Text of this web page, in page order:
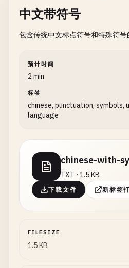
中文带符号
包含传统中文标点符号和特殊符号
预计时间
2 min
标签
chinese, punctuation, symbols,
language
chinese-with-
TXT · 1.5 KB
下载文件 新标签
FILESIZE
1.5 KB